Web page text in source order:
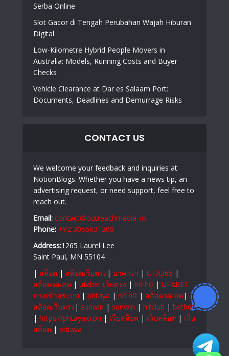
Serba Online
Slot Gacor di Tengah Perubahan Wajah Hiburan
Digital
Low-Kilometre Hybrid People Movers in
Australia: Models, Running Costs and Buyer
Checks
Vehicle Clearance at Dar es Salaam Port:
Documents, Deadlines and Demurrage Risks
CONTACT US
We welcome your feedback and inquiries at
NotionBlogs. Whether you have a news tip, an
advertising request, or need support, feel free to
reach out.
Email: contact@outreachmedia .io
Phone: +92 3055631208
Address:1265 Laurel Lee
Saint Paul, MN 55104
| สล็อต | สล็อตเว็บตรง | บาคาร่า | UFA365 |
สล็อตวอเลท | ufabet เว็บตรง | nổ hũ | UFABET
ทางเข้าสู่ระบบ | phtaya | nổ hũ | สล็อตวอเลท|
สล็อตเว็บตรง | sunwin | sunwin | hitclub | betbdt
| https://phtayaio.ph | เว็บสล็อต | เว็บสล็อต | เว็บ
สล็อต | phtaya